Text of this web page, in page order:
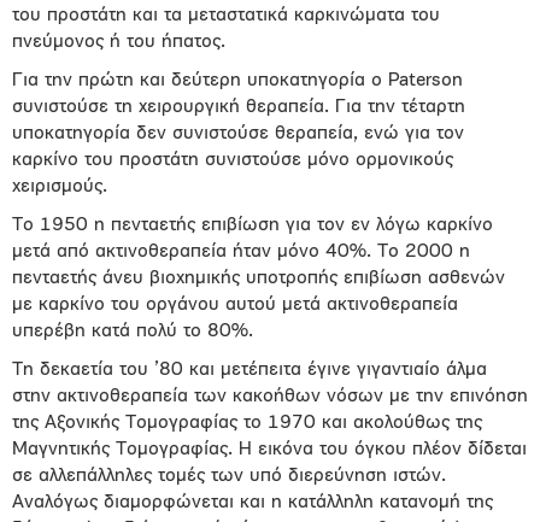
του προστάτη και τα μεταστατικά καρκινώματα του
πνεύμονος ή του ήπατος.
Για την πρώτη και δεύτερη υποκατηγορία ο Paterson
συνιστούσε τη χειρουργική θεραπεία. Για την τέταρτη
υποκατηγορία δεν συνιστούσε θεραπεία, ενώ για τον
καρκίνο του προστάτη συνιστούσε μόνο ορμονικούς
χειρισμούς.
Το 1950 η πενταετής επιβίωση για τον εν λόγω καρκίνο
μετά από ακτινοθεραπεία ήταν μόνο 40%. Το 2000 η
πενταετής άνευ βιοχημικής υποτροπής επιβίωση ασθενών
με καρκίνο του οργάνου αυτού μετά ακτινοθεραπεία
υπερέβη κατά πολύ το 80%.
Τη δεκαετία του ’80 και μετέπειτα έγινε γιγαντιαίο άλμα
στην ακτινοθεραπεία των κακοήθων νόσων με την επινόηση
της Αξονικής Τομογραφίας το 1970 και ακολούθως της
Μαγνητικής Τομογραφίας. Η εικόνα του όγκου πλέον δίδεται
σε αλλεπάλληλες τομές των υπό διερεύνηση ιστών.
Αναλόγως διαμορφώνεται και η κατάλληλη κατανομή της